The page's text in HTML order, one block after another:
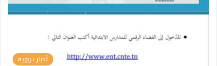
أخبار تربوية